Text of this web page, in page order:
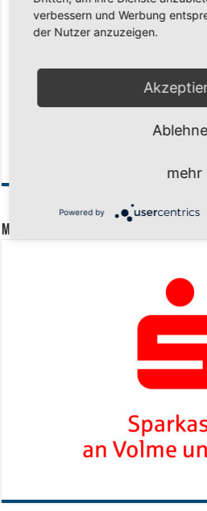
Schuljahr geschafft –
Mit freundlicher Unterstützung von:
verbessern und Werbung
der Nutzer anzuzeigen.
mehr
Powered by